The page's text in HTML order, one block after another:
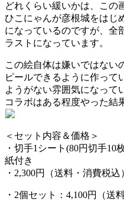
どれくらい緩いかは、この
ひこにゃんが彦根城をはじ
になっているのですが、全
ラストになっています。
この絵自体は嫌いではない
ピールできるように作って
ようがない雰囲気になって
コラボはある程度やった
＜セット内容＆価格＞
・切手1シート(80円切手10
紙付き
・2,300円（送料・消費税込
・2個セット：4,100円（送